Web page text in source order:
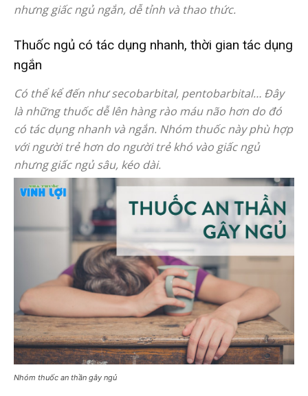
nhưng giấc ngủ ngắn, dễ tỉnh và thao thức.
Thuốc ngủ có tác dụng nhanh, thời gian tác dụng
ngắn
Có thể kể đến như secobarbital, pentobarbital… Đây
là những thuốc dễ lên hàng rào máu não hơn do đó
có tác dụng nhanh và ngắn. Nhóm thuốc này phù hợp
với người trẻ hơn do người trẻ khó vào giấc ngủ
nhưng giấc ngủ sâu, kéo dài.
Nhóm thuốc an thần gây ngủ